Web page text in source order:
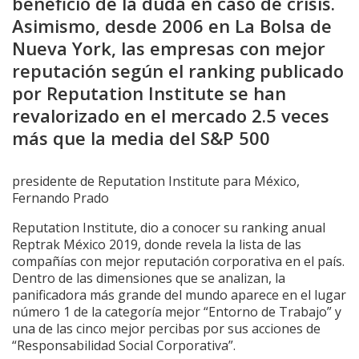
Asimismo, desde 2006 en La Bolsa de
Nueva York, las empresas con mejor
reputación según el ranking publicado
por Reputation Institute se han
revalorizado en el mercado 2.5 veces
más que la media del S&P 500
presidente de Reputation Institute para México,
Fernando Prado
Reputation Institute, dio a conocer su ranking anual
Reptrak México 2019, donde revela la lista de las
compañías con mejor reputación corporativa en el país.
Dentro de las dimensiones que se analizan, la
panificadora más grande del mundo aparece en el lugar
número 1 de la categoría mejor “Entorno de Trabajo” y
una de las cinco mejor percibas por sus acciones de
“Responsabilidad Social Corporativa”.